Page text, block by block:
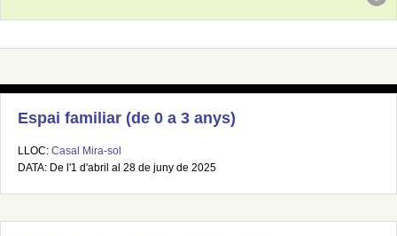
Espai familiar (de 0 a 3 anys)
LLOC: Casal Mira-sol
DATA: De l'1 d'abril al 28 de juny de 2025